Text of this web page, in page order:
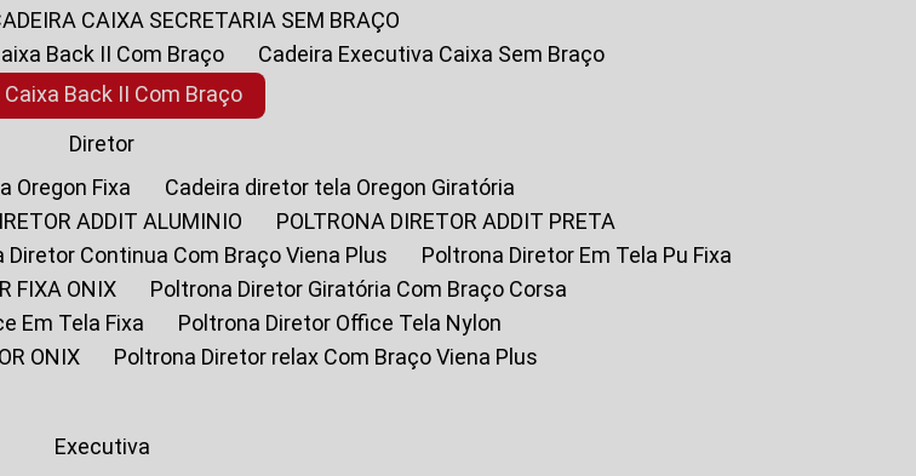
CADEIRA CAIXA SECRETARIA SEM BRAÇO
Back II Com Braço
Cadeira Executiva Caixa Sem Braço
Caixa Back II Com Braço
Diretor
Oregon Fixa
Cadeira diretor tela Oregon Giratória
ADDIT ALUMINIO
POLTRONA DIRETOR ADDIT PRETA
Diretor Continua Com Braço Viena Plus
Poltrona Diretor Em Tela Pu Fixa
FIXA ONIX
Poltrona Diretor Giratória Com Braço Corsa
Em Tela Fixa
Poltrona Diretor Office Tela Nylon
ONIX
Poltrona Diretor relax Com Braço Viena Plus
Executiva